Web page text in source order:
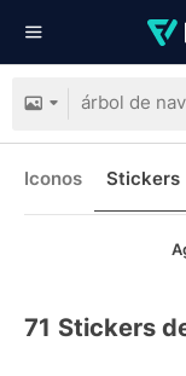
Iconos Stickers
71 Stickers